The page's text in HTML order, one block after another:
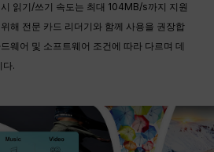
읽기/쓰기 속도는 최대 104MB/s까지 지원
해 전문 카드 리더기와 함께 사용을 권장합
웨어 및 소프트웨어 조건에 따라 다르며 데
다.